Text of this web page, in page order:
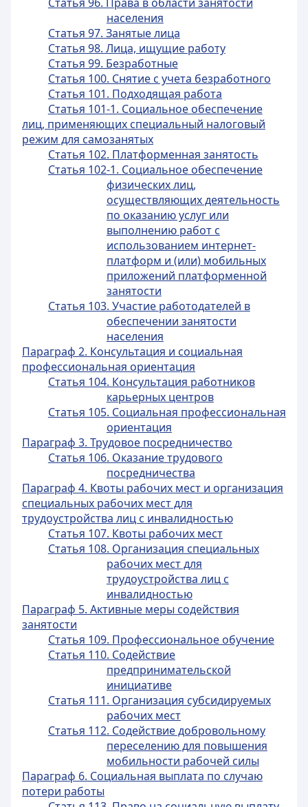
населения
Статья 97. Занятые лица
Статья 98. Лица, ищущие работу
Статья 99. Безработные
Статья 100. Снятие с учета безработного
Статья 101. Подходящая работа
Статья 101-1. Социальное обеспечение
лиц, применяющих специальный налоговый
режим для самозанятых
Статья 102. Платформенная занятость
Статья 102-1. Социальное обеспечение
физических лиц,
осуществляющих деятельность
по оказанию услуг или
выполнению работ с
использованием интернет-
платформ и (или) мобильных
приложений платформенной
занятости
Статья 103. Участие работодателей в
обеспечении занятости
населения
Параграф 2. Консультация и социальная
профессиональная ориентация
Статья 104. Консультация работников
карьерных центров
Статья 105. Социальная профессиональная
ориентация
Параграф 3. Трудовое посредничество
Статья 106. Оказание трудового
посредничества
Параграф 4. Квоты рабочих мест и организация
специальных рабочих мест для
трудоустройства лиц с инвалидностью
Статья 107. Квоты рабочих мест
Статья 108. Организация специальных
рабочих мест для
трудоустройства лиц с
инвалидностью
Параграф 5. Активные меры содействия
занятости
Статья 109. Профессиональное обучение
Статья 110. Содействие
предпринимательской
инициативе
Статья 111. Организация субсидируемых
рабочих мест
Статья 112. Содействие добровольному
переселению для повышения
мобильности рабочей силы
Параграф 6. Социальная выплата по случаю
потери работы